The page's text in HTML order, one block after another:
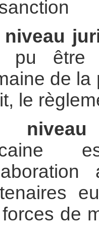
pu être
de la
le
niveau
forces de